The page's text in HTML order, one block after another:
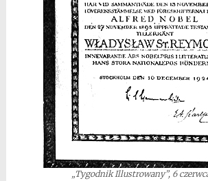
„Tygodnik Illustrowany”, 6